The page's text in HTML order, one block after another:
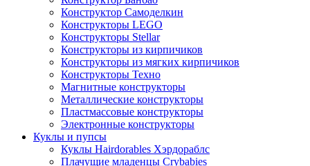
Конструктор Самоделкин
Конструкторы LEGO
Конструкторы Stellar
Конструкторы из кирпичиков
Конструкторы из мягких кирпичиков
Конструкторы Техно
Магнитные конструкторы
Металлические конструкторы
Пластмассовые конструкторы
Электронные конструкторы
Куклы и пупсы
Куклы Hairdorables Хэрдораблс
Плачущие младенцы Crybabies